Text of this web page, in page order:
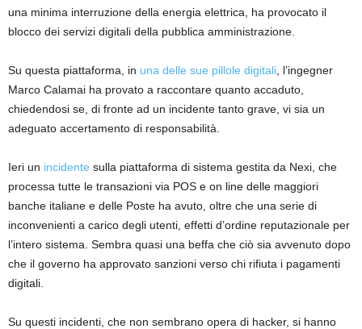
una minima interruzione della energia elettrica, ha provocato il
blocco dei servizi digitali della pubblica amministrazione.
Su questa piattaforma, in una delle sue pillole digitali , l’ingegner
Marco Calamai ha provato a raccontare quanto accaduto,
chiedendosi se, di fronte ad un incidente tanto grave, vi sia un
adeguato accertamento di responsabilità.
Ieri un incidente sulla piattaforma di sistema gestita da Nexi, che
processa tutte le transazioni via POS e on line delle maggiori
banche italiane e delle Poste ha avuto, oltre che una serie di
inconvenienti a carico degli utenti, effetti d’ordine reputazionale per
l’intero sistema. Sembra quasi una beffa che ciò sia avvenuto dopo
che il governo ha approvato sanzioni verso chi rifiuta i pagamenti
digitali.
Su questi incidenti, che non sembrano opera di hacker, si hanno